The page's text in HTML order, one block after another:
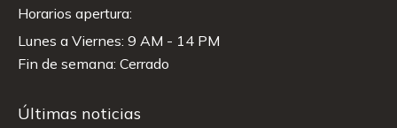
Horarios apertura:
Lunes a Viernes: 9 AM - 14 PM
Fin de semana: Cerrado
Últimas noticias